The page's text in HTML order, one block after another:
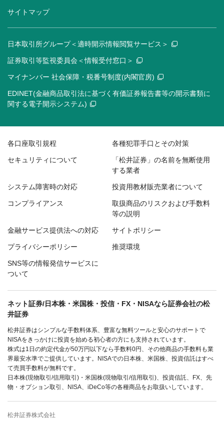
サイトマップ
日本取引所グループ＜適時開示情報閲覧サービス＞
証券取引等監視委員会＜情報受付窓口＞
マイナンバー 社会保障・税番号制度(内閣官房)
EDINET(金融商品取引法に基づく有価証券報告書等の開示書類に
関する電子開示システム)
各口座取引規程 各種犯罪手口とその対策
セキュリティについて
「松井証券」の名前を無断使用
する業者
システム障害時の対応 投資用教材販売業者について
コンプライアンス
取扱商品のリスクおよび手数料
等の説明
金融サービス提供法への対応 サイトポリシー
プライバシーポリシー 推奨環境
SNS等の情報発信サービスに
ついて
ネット証券/日本株・米国株・投信・FX・NISAなら証券会社の松
井証券
松井証券はシンプルな手数料体系、豊富な無料ツールと安心のサポートで
NISAをきっかけに投資を始める初心者の方にも支持されています。
株式は1日の約定代金が50万円以下なら手数料0円、その他商品の手数料も業
界最安水準でご提供しています。NISAでの日本株、米国株、投資信託はすべ
て売買手数料が無料です。
日本株(現物取引/信用取引)・米国株(現物取引/信用取引)、投資信託、FX、先
物・オプション取引、NISA、iDeCo等の各種商品をお取扱いしています。
松井証券株式会社